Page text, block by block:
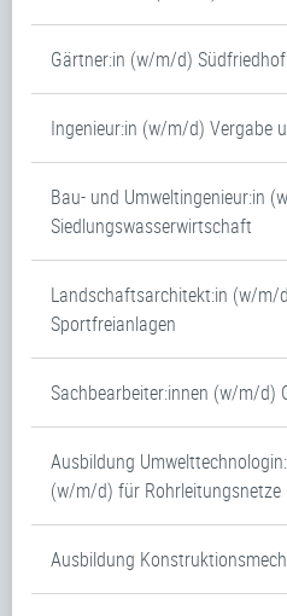
Gärtner:in (w/m/d) Südfriedhof
Ingenieur:in (w/m/d) Vergabe
Bau- und Umweltingenieur:in
Siedlungswasserwirtschaft
Landschaftsarchitekt:in (w/m/
Sportfreianlagen
Sachbearbeiter:innen (w/m/d)
Ausbildung
(w/m/d) für Rohrleitungsnetze
Ausbildung